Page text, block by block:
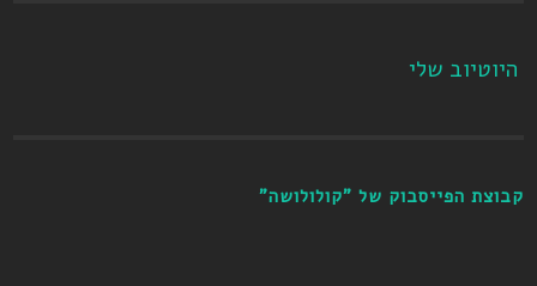
היוטיוב שלי
קבוצת הפייסבוק של "קולולושה"